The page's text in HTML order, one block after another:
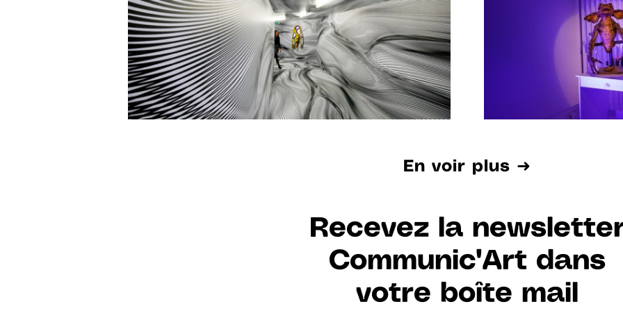
En voir plus ➜
Recevez la
Communic'Art dans
votre boîte mail